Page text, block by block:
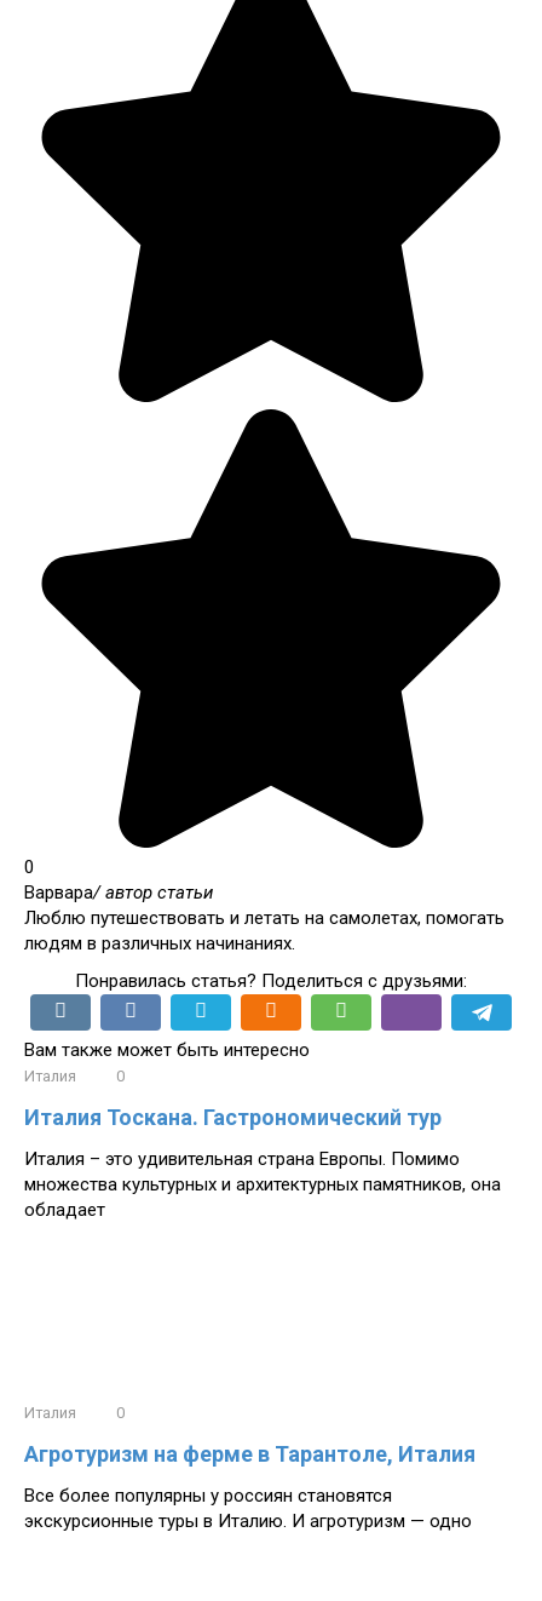
0
Варвара/ автор статьи
Люблю путешествовать и летать на самолетах, помогать
людям в различных начинаниях.
Понравилась статья? Поделиться с друзьями:
Вам также может быть интересно
Италия 0
Италия Тоскана. Гастрономический тур
Италия – это удивительная страна Европы. Помимо
множества культурных и архитектурных памятников, она
обладает
Италия 0
Агротуризм на ферме в Тарантоле, Италия
Все более популярны у россиян становятся
экскурсионные туры в Италию. И агротуризм — одно